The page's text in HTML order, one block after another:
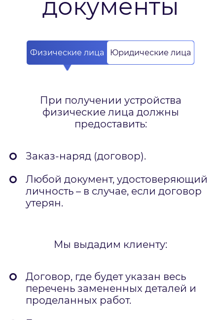
документы
Физические лица Юридические лица
При получении устройства
физические лица должны
предоставить:
Заказ-наряд (договор).
Любой документ, удостоверяющий
личность – в случае, если договор
утерян.
Мы выдадим клиенту:
Договор, где будет указан весь
перечень замененных деталей и
проделанных работ.